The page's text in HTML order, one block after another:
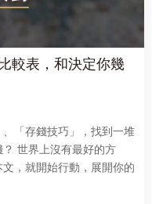
較表，和決定你幾
「存錢技巧」，找到一堆
世界上沒有最好的方
，就開始行動，展開你的